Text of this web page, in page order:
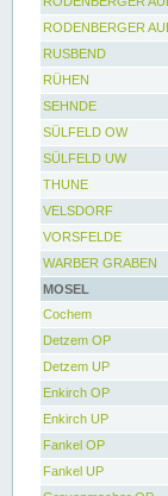
RODENBERGER
RUSBEND
RÜHEN
SEHNDE
SÜLFELD OW
SÜLFELD UW
THUNE
VELSDORF
VORSFELDE
WARBER GRABEN
MOSEL
Cochem
Detzem OP
Detzem UP
Enkirch OP
Enkirch UP
Fankel OP
Fankel UP